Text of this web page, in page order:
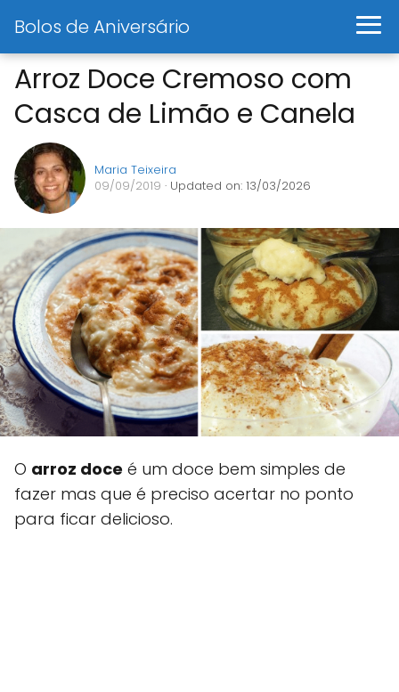
Bolos de Aniversário
Arroz Doce Cremoso com
Casca de Limão e Canela
Maria Teixeira
09/09/2019 · Updated on: 13/03/2026
O arroz doce é um doce bem simples de
fazer mas que é preciso acertar no ponto
para ficar delicioso.